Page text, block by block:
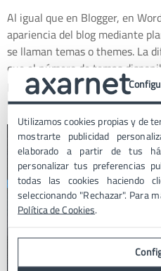
Al igual que en Blogger, en
apariencia del blog mediante
se llaman temas o themes. La
que el número de temas
por miles y eso sólo en las
multitud de plantillas de pago
Utilizamos cookies propias y de
mostrarte publicidad
elaborado a partir de tus
personalizar tus preferencias
todas las cookies haciendo
seleccionando "Rechazar". Para
Política de Cookies.